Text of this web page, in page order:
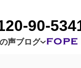
90-
声ブログ